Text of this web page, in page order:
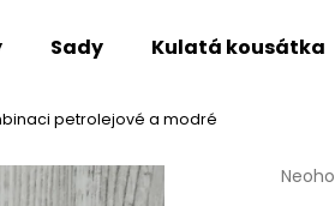
Sady Kulatá kousátka
petrolejové a modré
Co potřebujete najít?